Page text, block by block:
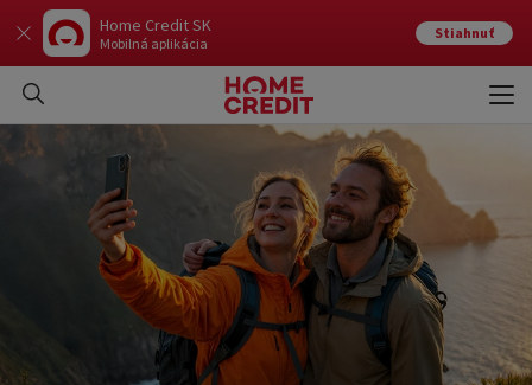
Home Credit SK
Mobilná aplikácia
Stiahnuť